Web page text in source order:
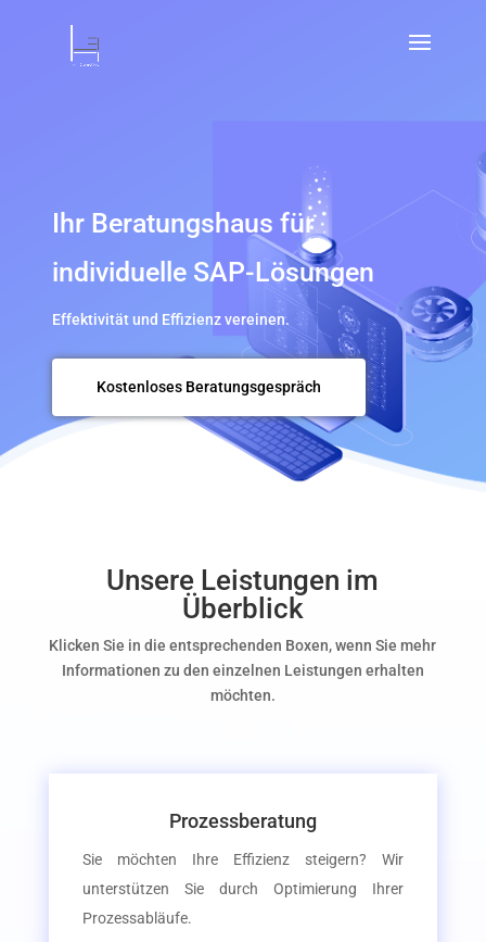
Ihr Beratungshaus für
individuelle SAP-Lösungen
Effektivität und Effizienz vereinen.
Kostenloses Beratungsgespräch
Unsere Leistungen im
Überblick
Klicken Sie in die entsprechenden Boxen, wenn Sie mehr
Informationen zu den einzelnen Leistungen erhalten
möchten.
Prozessberatung
Sie möchten Ihre Effizienz steigern? Wir
unterstützen Sie durch Optimierung Ihrer
Prozessabläufe.